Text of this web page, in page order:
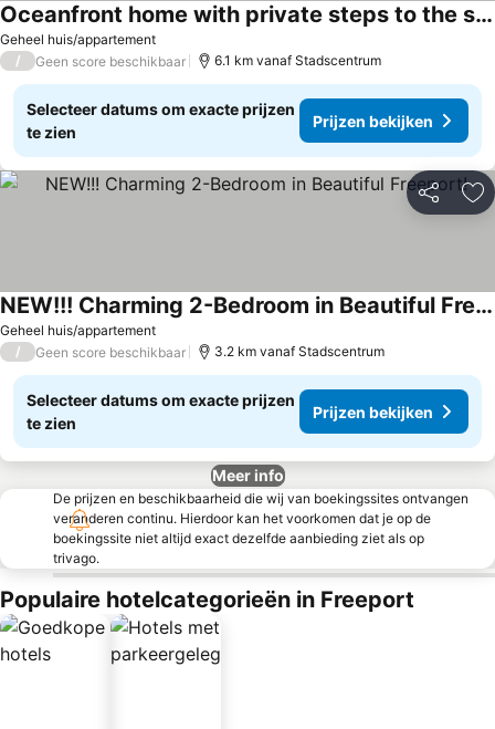
Geheel huis/appartement
Oceanfront home with private steps to the sea + kayaks
/ Geen score beschikbaar 6.1 km vanaf Stadscentrum
Selecteer datums om exacte prijzen
te zien
Prijzen bekijken
Delen
Geheel huis/appartement
NEW!!! Charming 2-Bedroom in Beautiful Freeport!
/ Geen score beschikbaar 3.2 km vanaf Stadscentrum
Selecteer datums om exacte prijzen
te zien
Prijzen bekijken
Meer info
De prijzen en beschikbaarheid die wij van boekingssites ontvangen
veranderen continu. Hierdoor kan het voorkomen dat je op de
boekingssite niet altijd exact dezelfde aanbieding ziet als op
trivago.
Populaire hotelcategorieën in Freeport